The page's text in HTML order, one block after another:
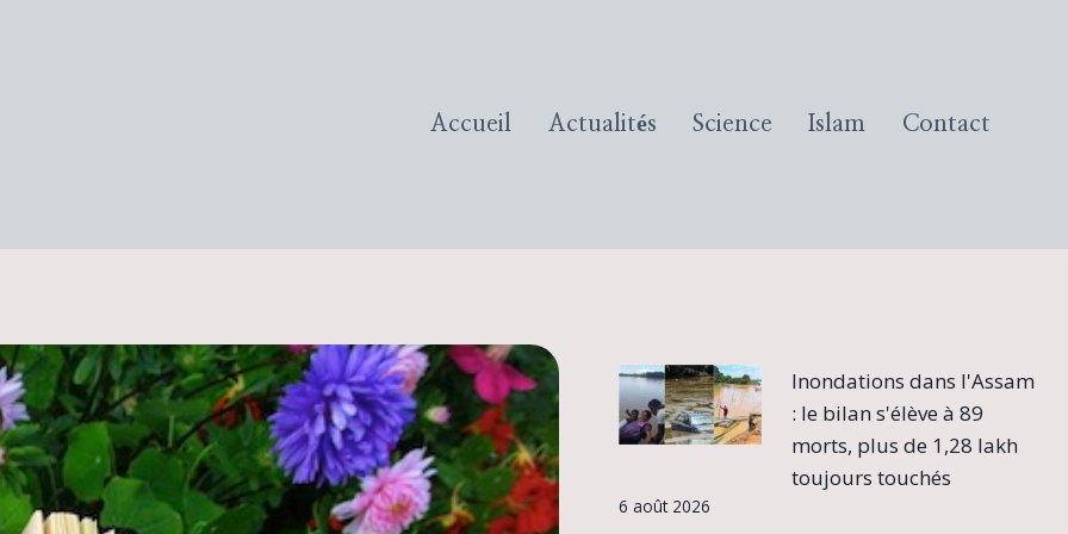
Accueil Actualités Science Islam Contact
Inondations dans l'Assam
: le bilan s'élève à 89
morts, plus de 1,28 lakh
toujours touchés
6 août 2026